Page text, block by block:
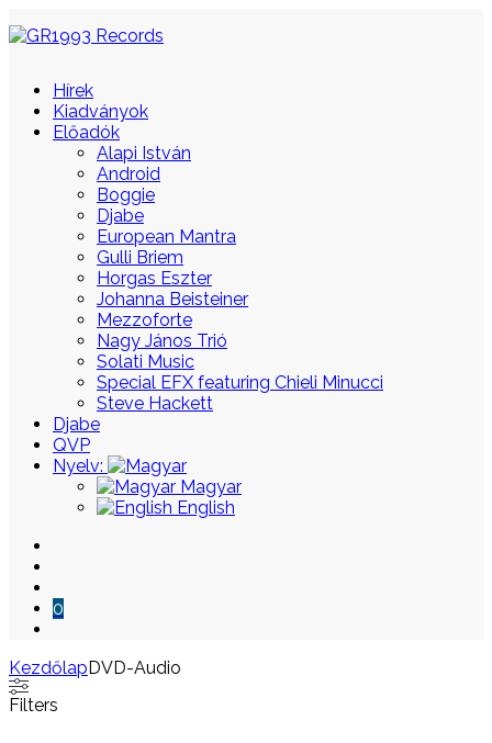
Hírek
Kiadványok
Előadók
Alapi István
Android
Boggie
Djabe
European Mantra
Gulli Briem
Horgas Eszter
Johanna Beisteiner
Mezzoforte
Nagy János Trió
Solati Music
Special EFX featuring Chieli Minucci
Steve Hackett
Djabe
QVP
Nyelv:
Magyar
English
0
KezdőlapDVD-Audio
Skip
to
Filters